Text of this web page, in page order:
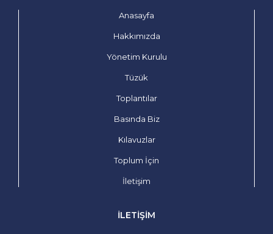
Anasayfa
Hakkımızda
Yönetim Kurulu
Tüzük
Toplantılar
Basında Biz
Kılavuzlar
Toplum İçin
İletişim
İLETIŞIM